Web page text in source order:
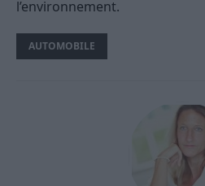
l’environnement.
AUTOMOBILE